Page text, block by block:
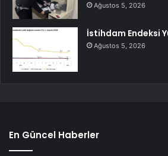
Ağustos 5, 2026
İstihdam Endeksi
Ağustos 5, 2026
En Güncel Haberler